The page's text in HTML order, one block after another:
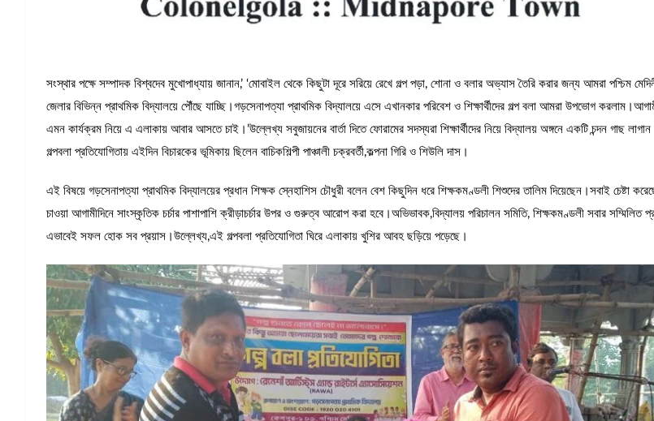
সংস্থার পক্ষে সম্পাদক বিশ্বদেব মুখোপাধ্যায় জানান,’ ‘মোবাইল থেকে কিছুটা দূরে সরিয়ে রেখে গল্প পড়া, শোনা ও বলার অভ্যাস তৈরি করার জন্য আমরা পশ্চিম
জেলার বিভিন্ন প্রাথমিক বিদ্যালয়ে পৌঁছে যাচ্ছি।গড়সেনাপত্যা প্রাথমিক বিদ্যালয়ে এসে এখানকার পরিবেশ ও শিক্ষার্থীদের গল্প বলা আমরা উপভোগ
এমন কার্যক্রম নিয়ে এ এলাকায় আবার আসতে চাই।’উল্লেখ্য সবুজায়নের বার্তা দিতে ফোরামের সদস্যরা শিক্ষার্থীদের নিয়ে বিদ্যালয় অঙ্গনে একটি চন্দন গাছ
গল্পবলা প্রতিযোগিতায় এইদিন বিচারকের ভূমিকায় ছিলেন বাচিকশিল্পী পাঞ্চালী চক্রবর্তী,কল্পনা গিরি ও শিউলি দাস।
এই বিষয়ে গড়সেনাপত্যা প্রাথমিক বিদ্যালয়ের প্রধান শিক্ষক স্নেহাশিস চৌধুরী বলেন বেশ কিছুদিন ধরে শিক্ষকমণ্ডলী শিশুদের তালিম দিয়েছেন।সবাই চেষ্টা
চাওয়া আগামীদিনে সাংস্কৃতিক চর্চার পাশাপাশি ক্রীড়াচর্চার উপর ও গুরুত্ব আরোপ করা হবে।অভিভাবক,বিদ্যালয় পরিচালন সমিতি, শিক্ষকমণ্ডলী সবার সম্মিলিত
এভাবেই সফল হোক সব প্রয়াস।উল্লেখ্য,এই গল্পবলা প্রতিযোগিতা ঘিরে এলাকায় খুশির আবহ ছড়িয়ে পড়েছে।